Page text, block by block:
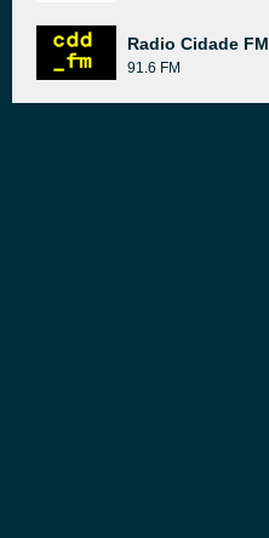
Radio Cidade FM
91.6 FM